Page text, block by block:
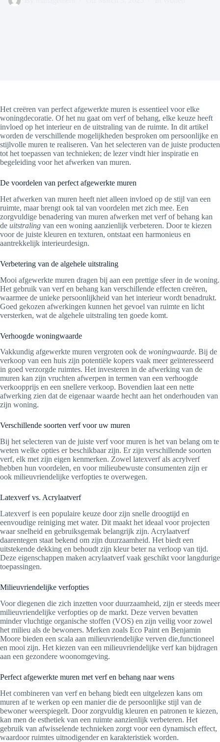
Het creëren van perfect afgewerkte muren is essentieel voor elke
woningdecoratie. Of het nu gaat om verf of behang, elke keuze heeft
invloed op het interieur en de uitstraling van de ruimte. In dit artikel
worden de verschillende mogelijkheden besproken om persoonlijke en
stijlvolle muren te realiseren. Van het selecteren van de juiste producten
tot het toepassen van technieken; de lezer vindt hier inspiratie en
begeleiding voor het afwerken van muren.
De voordelen van perfect afgewerkte muren
Het afwerken van muren heeft niet alleen invloed op de stijl van een
ruimte, maar brengt ook tal van voordelen met zich mee. Een
zorgvuldige benadering van muren afwerken met verf of behang kan
de uitstraling van een woning aanzienlijk verbeteren. Door te kiezen
voor de juiste kleuren en texturen, ontstaat een harmonieus en
aantrekkelijk interieurdesign.
Verbetering van de algehele uitstraling
Mooi afgewerkte muren dragen bij aan een prettige sfeer in de woning.
Het gebruik van verf en behang kan verschillende effecten creëren,
waarmee de unieke persoonlijkheid van het interieur wordt benadrukt.
Goed gekozen afwerkingen kunnen het gevoel van ruimte en licht
versterken, wat de algehele uitstraling ten goede komt.
Verhoogde woningwaarde
Vakkundig afgewerkte muren vergroten ook de woningwaarde. Bij de
verkoop van een huis zijn potentiële kopers vaak meer geïnteresseerd
in goed verzorgde ruimtes. Het investeren in de afwerking van de
muren kan zijn vruchten afwerpen in termen van een verhoogde
verkoopprijs en een snellere verkoop. Bovendien laat een nette
afwerking zien dat de eigenaar waarde hecht aan het onderhouden van
zijn woning.
Verschillende soorten verf voor uw muren
Bij het selecteren van de juiste verf voor muren is het van belang om te
weten welke opties er beschikbaar zijn. Er zijn verschillende soorten
verf, elk met zijn eigen kenmerken. Zowel latexverf als acrylverf
hebben hun voordelen, en voor milieubewuste consumenten zijn er
ook milieuvriendelijke verfopties te overwegen.
Latexverf vs. Acrylaatverf
Latexverf is een populaire keuze door zijn snelle droogtijd en
eenvoudige reiniging met water. Dit maakt het ideaal voor projecten
waar snelheid en gebruiksgemak belangrijk zijn. Acrylaatverf
daarentegen staat bekend om zijn duurzaamheid. Het biedt een
uitstekende dekking en behoudt zijn kleur beter na verloop van tijd.
Deze eigenschappen maken acrylaatverf vaak geschikt voor langdurige
toepassingen.
Milieuvriendelijke verfopties
Voor diegenen die zich inzetten voor duurzaamheid, zijn er steeds meer
milieuvriendelijke verfopties op de markt. Deze verven bevatten
minder vluchtige organische stoffen (VOS) en zijn veilig voor zowel
het milieu als de bewoners. Merken zoals Eco Paint en Benjamin
Moore bieden een scala aan milieuvriendelijke verven die,functioneel
en mooi zijn. Het kiezen van een milieuvriendelijke verf kan bijdragen
aan een gezondere woonomgeving.
Perfect afgewerkte muren met verf en behang naar wens
Het combineren van verf en behang biedt een uitgelezen kans om
muren af te werken op een manier die de persoonlijke stijl van de
bewoner weerspiegelt. Door zorgvuldig kleuren en patronen te kiezen,
kan men de esthetiek van een ruimte aanzienlijk verbeteren. Het
gebruik van afwisselende technieken zorgt voor een dynamisch effect,
waardoor ruimtes uitnodigender en karakteristiek worden.